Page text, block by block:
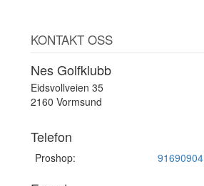
KONTAKT OSS
Nes Golfklubb
Eidsvollveien 35
2160 Vormsund
Telefon
Proshop: 91690904